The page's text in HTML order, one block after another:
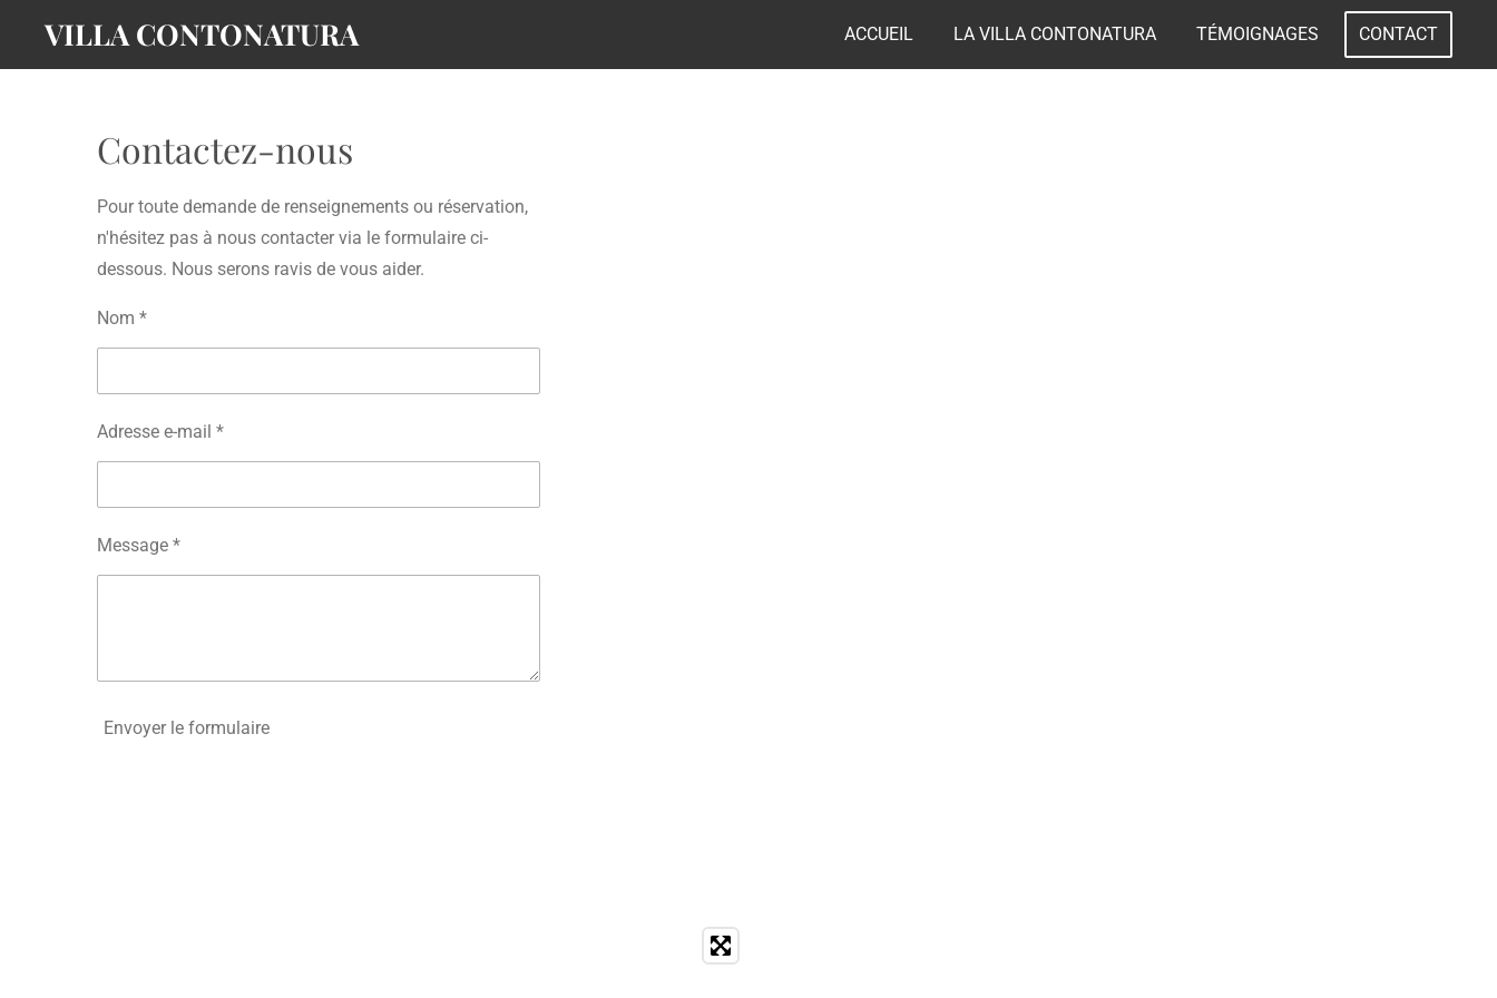
PasserVILLA CONTONATURA ACCUEIL LA VILLA CONTONATURA TÉMOIGNAGES CONTACT
Contactez-nous
Pour toute demande de renseignements ou réservation,
n'hésitez pas à nous contacter via le formulaire ci-
dessous. Nous serons ravis de vous aider.
Nom *
Adresse e-mail *
Message *
Envoyer le formulaire